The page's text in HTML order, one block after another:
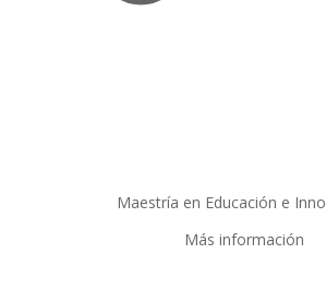
Maestría en Educación e
Más información